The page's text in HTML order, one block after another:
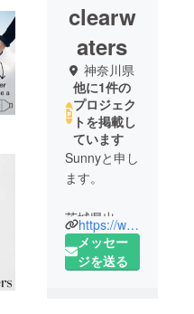
clearw
aters
神奈川県
他に1件の
プロジェク
トを掲載し
ています
Sunnyと申し
ます。
茨城県出
身、新潟県
在住。
https://www.instagram.com/clearwatersjapan/
メッセー
ジを送る